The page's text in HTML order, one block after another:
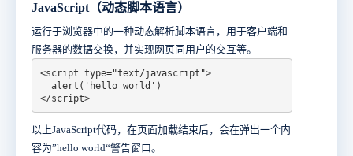
JavaScript（动态脚本语言）
运行于浏览器中的一种动态解析脚本语言，用于客户端和
服务器的数据交换，并实现网页同用户的交互等。
<script type="text/javascript">
</script>
以上JavaScript代码，在页面加载结束后，会在弹出一个内
容为”hello world“警告窗口。